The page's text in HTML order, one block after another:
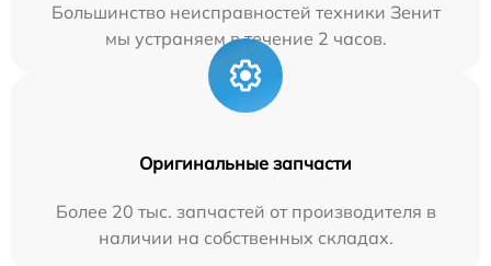
Большинство неисправностей техники Зенит
мы устраняем в течение 2 часов.
Оригинальные запчасти
Более 20 тыс. запчастей от производителя в
наличии на собственных складах.